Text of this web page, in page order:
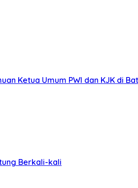
Ketua Umum PWI dan KJK di
Berkali-kali